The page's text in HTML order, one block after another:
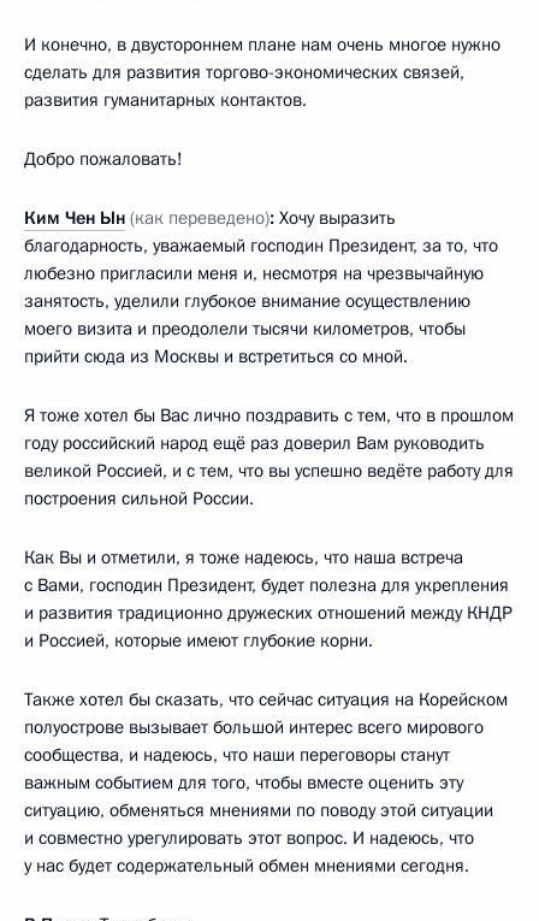
И конечно, в двустороннем плане нам очень многое нужно
сделать для развития торгово-экономических связей,
развития гуманитарных контактов.
Добро пожаловать!
Ким Чен Ын (как переведено): Хочу выразить
благодарность, уважаемый господин Президент, за то, что
любезно пригласили меня и, несмотря на чрезвычайную
занятость, уделили глубокое внимание осуществлению
моего визита и преодолели тысячи километров, чтобы
прийти сюда из Москвы и встретиться со мной.
Я тоже хотел бы Вас лично поздравить с тем, что в прошлом
году российский народ ещё раз доверил Вам руководить
великой Россией, и с тем, что вы успешно ведёте работу для
построения сильной России.
Как Вы и отметили, я тоже надеюсь, что наша встреча
с Вами, господин Президент, будет полезна для укрепления
и развития традиционно дружеских отношений между КНДР
и Россией, которые имеют глубокие корни.
Также хотел бы сказать, что сейчас ситуация на Корейском
полуострове вызывает большой интерес всего мирового
сообщества, и надеюсь, что наши переговоры станут
важным событием для того, чтобы вместе оценить эту
ситуацию, обменяться мнениями по поводу этой ситуации
и совместно урегулировать этот вопрос. И надеюсь, что
у нас будет содержательный обмен мнениями сегодня.